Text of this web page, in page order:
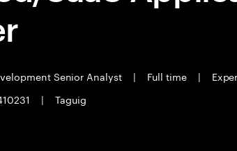
Senior Analyst | Full time |
| Taguig